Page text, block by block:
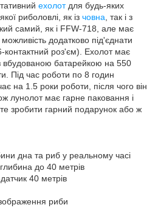
ехолотдля будь-яких
риболовлі, як із човна, так і з
самий, як і FFW-718, але має
додатково під'єднати
контактний роз'єм). Ехолот має
вбудованою батарейкою на 550
Під час роботи по 8 годин
на 1.5 роки роботи, після чого він
лунолот має гарне паковання і
зробити гарний подарунок або ж
дна та риб у реальному часі
до 40 метрів
40 метрів
риби